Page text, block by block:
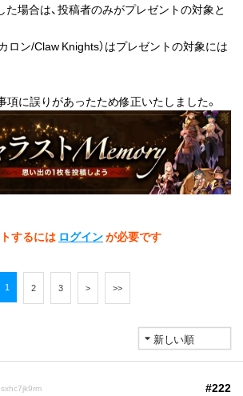
た場合は、投稿者のみがプレゼントの対象と
ロン/Claw Knights）はプレゼントの対象には
に誤りがあったため修正いたしました。
するには ログインが必要です
1 2 3 > >>
#222